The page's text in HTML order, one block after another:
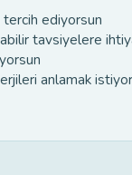
tercih ediyorsun
tavsiyelere
anlamak